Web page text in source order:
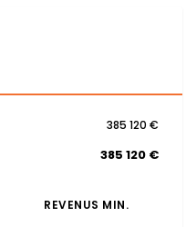
385 120 €
385 120 €
REVENUS MIN.